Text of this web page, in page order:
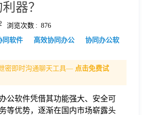
器？
浏览次数 : 876
同软件 高效协同办公
协同办公软
密即时沟通聊天工具— 点击免费试
公软件凭借其功能强大、安全可
等优势，逐渐在国内市场崭露头